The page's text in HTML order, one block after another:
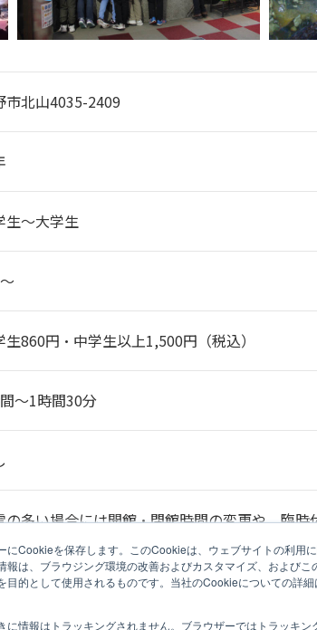
にCookieを保存します。このCookieは、ウェブサイトの利用
は、ブラウジング環境の改善およびカスタマイズ、および
的として使用されるものです。当社のCookieについての詳
情報はトラッキングされません。ブラウザーではトラッキ
市北山4035-2409
生～大学生
生860円・中学生以上1,500円（税込）
～1時間30分
の多い場合には開館・閉館時間の変更や、臨
わせ・お申込み・予約状況確認はアルピコ長
実施しています。ご提供する体験内容に関する権利は、原則
ている体験への参加を検討する場合のみご自由に複写･転載･
会社 ☎026-228-8611